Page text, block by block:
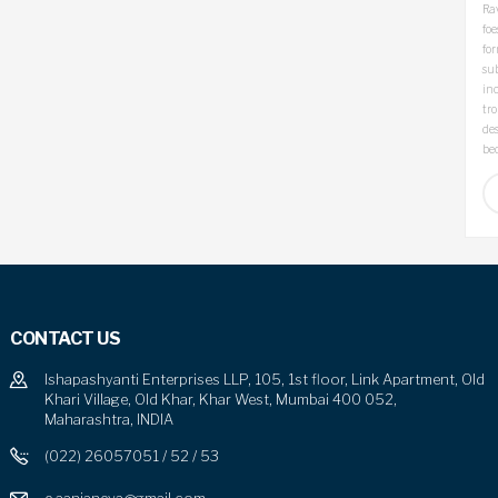
CONTACT US
Ishapashyanti Enterprises LLP, 105, 1st floor, Link Apartment, Old
Khari Village, Old Khar, Khar West, Mumbai 400 052,
Maharashtra, INDIA
(022) 26057051 / 52 / 53